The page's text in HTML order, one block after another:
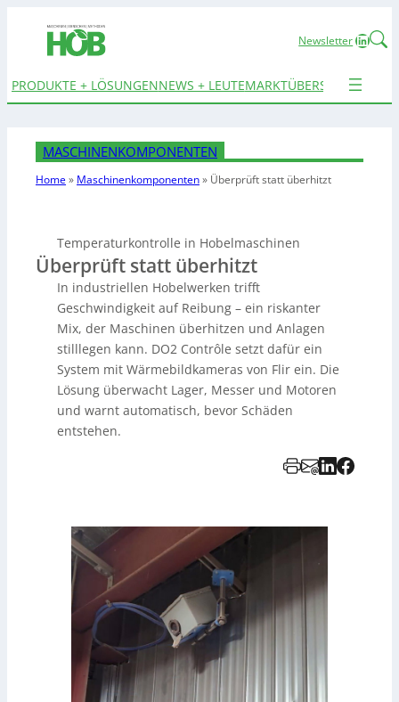
Newsletter
PRODUKTE + LÖSUNGENNEWS + LEUTEMARKTÜBERSICHTEN
MASCHINENKOMPONENTEN
Home» Maschinenkomponenten» Überprüft statt überhitzt
Temperaturkontrolle in Hobelmaschinen
Überprüft statt überhitzt
In industriellen Hobelwerken trifft
Geschwindigkeit auf Reibung – ein riskanter
Mix, der Maschinen überhitzen und Anlagen
stilllegen kann. DO2 Contrôle setzt dafür ein
System mit Wärmebildkameras von Flir ein. Die
Lösung überwacht Lager, Messer und Motoren
und warnt automatisch, bevor Schäden
entstehen.